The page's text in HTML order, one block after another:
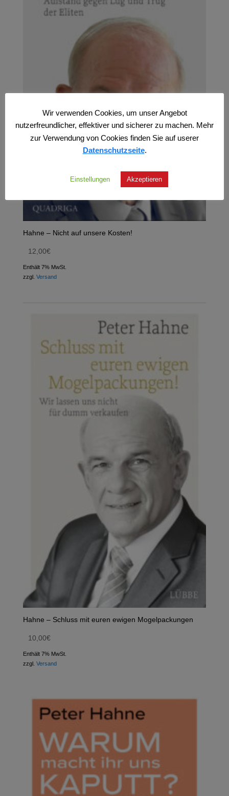
Hahne – Nicht auf unsere Kosten!
12,00€
Enthält 7% MwSt.
zzgl. Versand
Hahne – Schluss mit euren ewigen Mogelpackungen
10,00€
Enthält 7% MwSt.
zzgl. Versand
Wir verwenden Cookies, um unser Angebot
nutzerfreundlicher, effektiver und sicherer zu machen. Mehr
zur Verwendung von Cookies finden Sie auf userer
Datenschutzseite.
Einstellungen Akzeptieren